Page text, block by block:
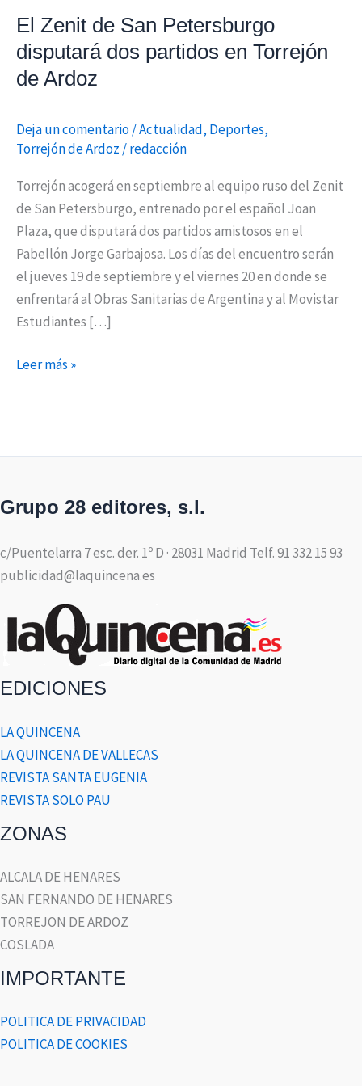
El Zenit de San Petersburgo
disputará dos partidos en Torrejón
de Ardoz
Deja un comentario/Actualidad, Deportes,
Torrejón de Ardoz /redacción
Torrejón acogerá en septiembre al equipo ruso del Zenit
de San Petersburgo, entrenado por el español Joan
Plaza, que disputará dos partidos amistosos en el
Pabellón Jorge Garbajosa. Los días del encuentro serán
el jueves 19 de septiembre y el viernes 20 en donde se
enfrentará al Obras Sanitarias de Argentina y al Movistar
Estudiantes […]
en
Torrejón
de
Ardoz
Leer más »
Grupo 28 editores, s.l.
c/Puentelarra 7 esc. der. 1º D · 28031 Madrid Telf. 91 332 15 93
publicidad@laquincena.es
EDICIONES
LA QUINCENA
LA QUINCENA DE VALLECAS
REVISTA SANTA EUGENIA
REVISTA SOLO PAU
ZONAS
ALCALA DE HENARES
SAN FERNANDO DE HENARES
TORREJON DE ARDOZ
COSLADA
IMPORTANTE
POLITICA DE PRIVACIDAD
POLITICA DE COOKIES